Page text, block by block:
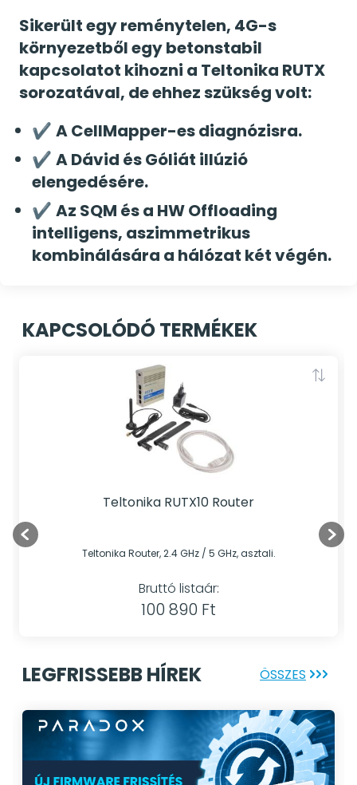
Sikerült egy reménytelen, 4G-s
környezetből egy betonstabil
kapcsolatot kihozni a Teltonika RUTX
sorozatával, de ehhez szükség volt:
✔ A CellMapper-es diagnózisra.
✔ A Dávid és Góliát illúzió
elengedésére.
✔ Az SQM és a HW Offloading
intelligens, aszimmetrikus
kombinálására a hálózat két végén.
KAPCSOLÓDÓ TERMÉKEK
Teltonika RUTX10 Router
Teltonika Router, 2.4 GHz / 5 GHz, asztali.
Bruttó listaár:
100 890 Ft
LEGFRISSEBB HÍREK ÖSSZES